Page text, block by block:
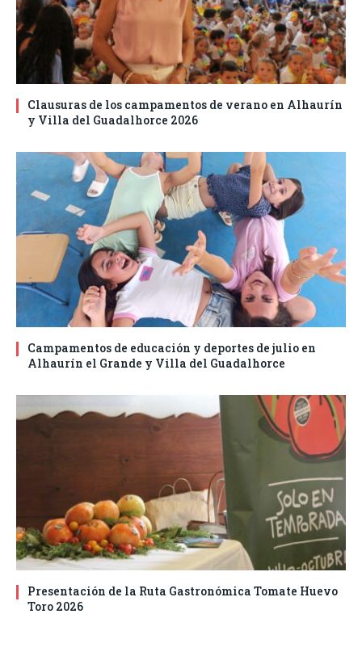
Clausuras de los campamentos de verano en Alhaurín
y Villa del Guadalhorce 2026
Campamentos de educación y deportes de julio en
Alhaurín el Grande y Villa del Guadalhorce
Presentación de la Ruta Gastronómica Tomate Huevo
Toro 2026